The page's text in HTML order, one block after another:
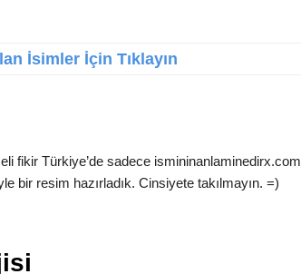
İsimler İçin Tıklayın
fikir Türkiye’de sadece ismininanlaminedirx.com
bir resim hazırladık. Cinsiyete takılmayın. =)